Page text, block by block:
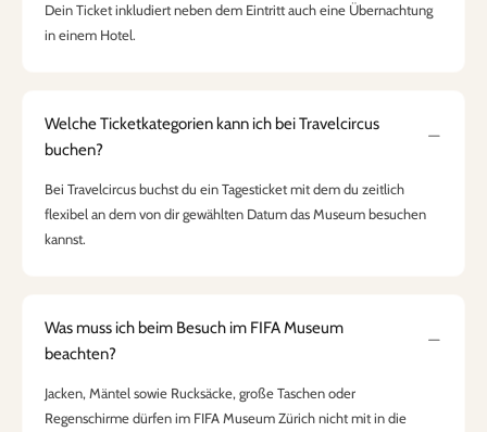
Dein Ticket inkludiert neben dem Eintritt auch eine Übernachtung
in einem Hotel.
Welche Ticketkategorien kann ich bei Travelcircus
buchen?
Bei Travelcircus buchst du ein Tagesticket mit dem du zeitlich
flexibel an dem von dir gewählten Datum das Museum besuchen
kannst.
Was muss ich beim Besuch im FIFA Museum
beachten?
Jacken, Mäntel sowie Rucksäcke, große Taschen oder
Regenschirme dürfen im FIFA Museum Zürich nicht mit in die